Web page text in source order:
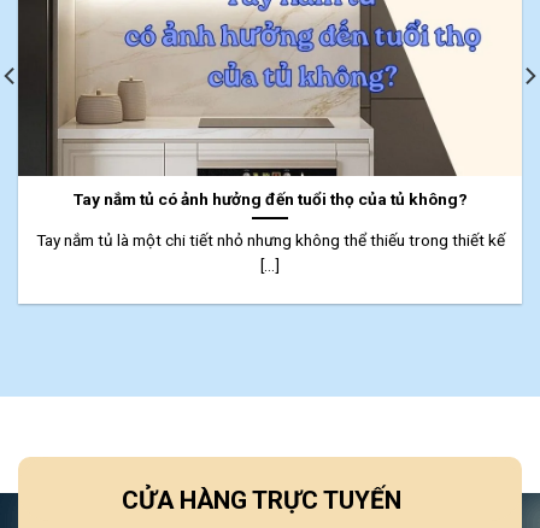
Tay nắm tủ có ảnh hưởng đến tuổi thọ của tủ không?
Tay nắm tủ là một chi tiết nhỏ nhưng không thể thiếu trong thiết kế
[...]
CỬA HÀNG TRỰC TUYẾN